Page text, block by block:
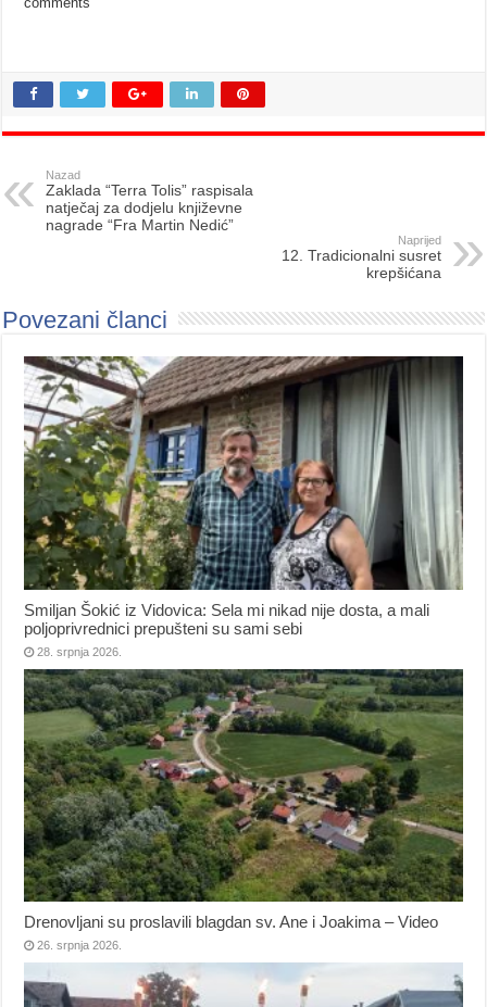
Nazad
Zaklada “Terra Tolis” raspisala
natječaj za dodjelu književne
nagrade “Fra Martin Nedić”
Naprijed
12. Tradicionalni susret
krepšićana
Povezani članci
Smiljan Šokić iz Vidovica: Sela mi nikad nije dosta, a mali
poljoprivrednici prepušteni su sami sebi
28. srpnja 2026.
Drenovljani su proslavili blagdan sv. Ane i Joakima – Video
26. srpnja 2026.